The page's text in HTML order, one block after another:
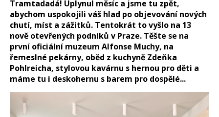
Tramtadadá! Uplynul měsíc a jsme tu zpět,
abychom uspokojili váš hlad po objevování nových
chutí, míst a zážitků. Tentokrát to vyšlo na 13
nově otevřených podniků v Praze. Těšte se na
první oficiální muzeum Alfonse Muchy, na
řemeslné pekárny, oběd z kuchyně Zdeňka
Pohlreicha, stylovou kavárnu s hernou pro děti a
máme tu i deskohernu s barem pro dospělé...